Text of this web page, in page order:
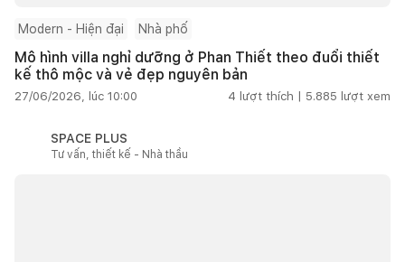
Modern - Hiện đại Nhà phố
Mô hình villa nghỉ dưỡng ở Phan Thiết theo đuổi thiết
kế thô mộc và vẻ đẹp nguyên bản
27/06/2026, lúc 10:00 4 lượt thích | 5.885 lượt xem
SPACE PLUS
Tư vấn, thiết kế - Nhà thầu